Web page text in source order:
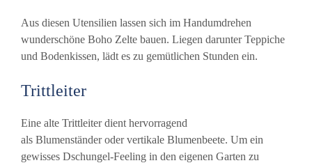
Aus diesen Utensilien lassen sich im Handumdrehen
wunderschöne Boho Zelte bauen. Liegen darunter Teppiche
und Bodenkissen, lädt es zu gemütlichen Stunden ein.
Trittleiter
Eine alte Trittleiter dient hervorragend
als Blumenständer oder vertikale Blumenbeete. Um ein
gewisses Dschungel-Feeling in den eigenen Garten zu